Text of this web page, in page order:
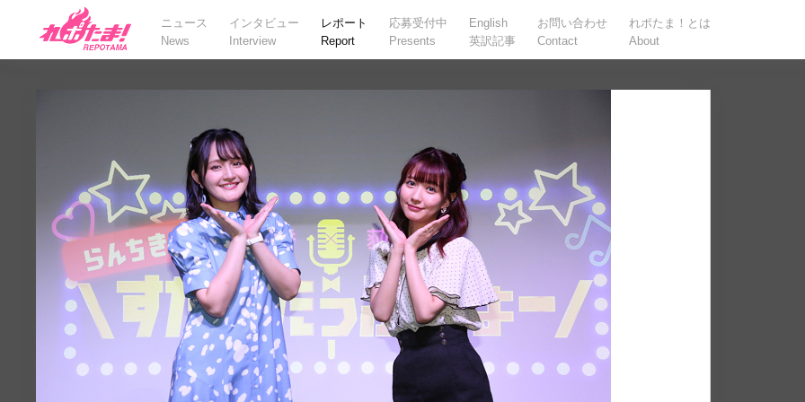
ニュース
News
インタビュー
Interview
レポート
Report
応募受付中
Presents
English
英訳記事
お問い合わせ
Contact
れポたま！とは
About